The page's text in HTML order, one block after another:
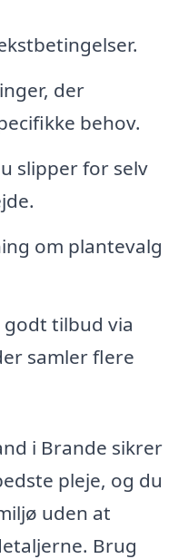
der
behov.
slipper for selv
om plantevalg
tilbud via
samler flere
i Brande sikrer
pleje, og du
uden at
Brug